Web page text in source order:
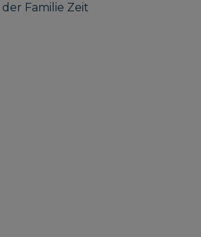
Familie Zeit